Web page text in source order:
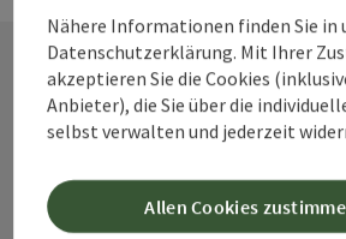
Kontakt
Alpenland Tourismus GmbH
Nähere Informationen finden Sie in
Datenschutzerklärung. Mit Ihrer
akzeptieren Sie die Cookies
Anbieter), die Sie über die
selbst verwalten und jederzeit
Allen Cookies